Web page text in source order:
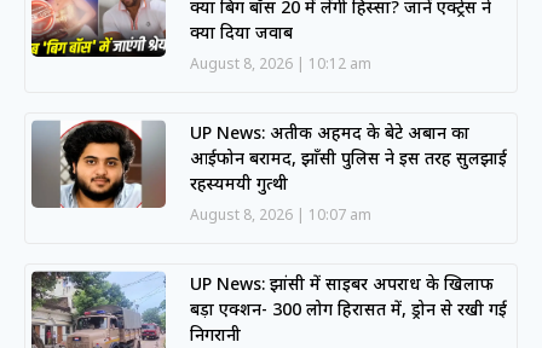
क्या बिग बॉस 20 में लेंगी हिस्सा? जानें एक्ट्रेस ने
क्या दिया जवाब
August 8, 2026 10:12 am
UP News: अतीक अहमद के बेटे अबान का
आईफोन बरामद, झाँसी पुलिस ने इस तरह सुलझाई
रहस्यमयी गुत्थी
August 8, 2026 10:07 am
UP News: झांसी में साइबर अपराध के खिलाफ
बड़ा एक्शन- 300 लोग हिरासत में, ड्रोन से रखी गई
निगरानी